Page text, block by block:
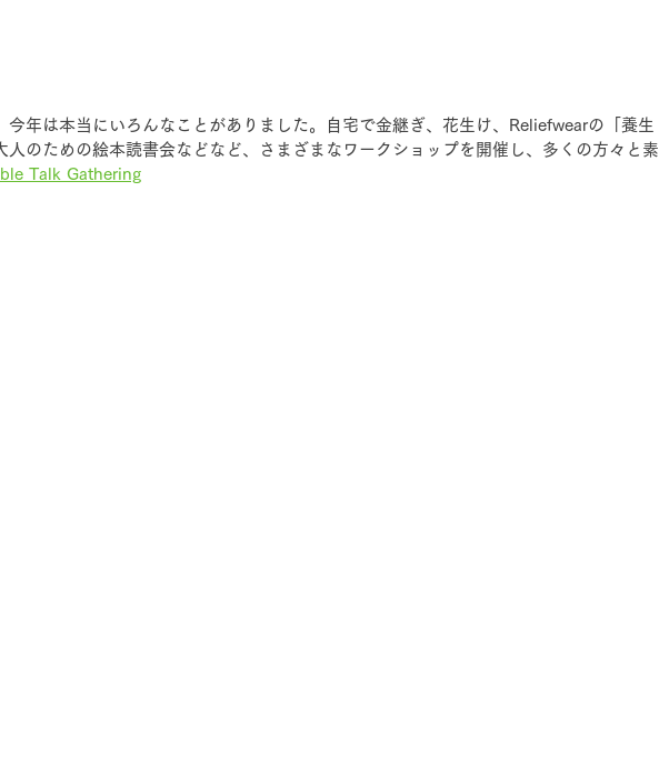
今年は本当にいろんなことがありました。自宅で金継ぎ、花生け、Reliefwearの「養生
人のための絵本読書会などなど、さまざまなワークショップを開催し、多くの方々と素
Talk Gathering